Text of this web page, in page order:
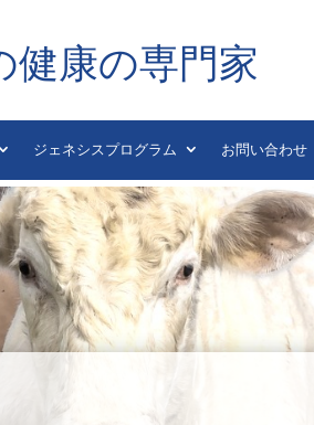
健康の専門家
ジェネシスプログラム お問い合わせ